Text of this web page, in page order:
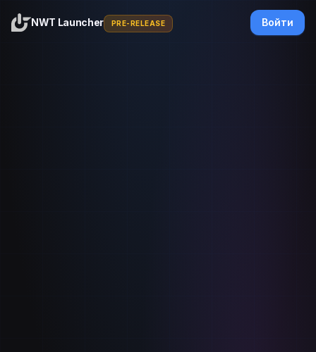
NWT Launcher PRE-RELEASE Войти